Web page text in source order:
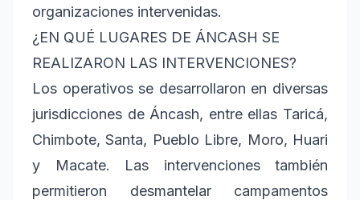
organizaciones intervenidas.
¿EN QUÉ LUGARES DE ÁNCASH SE
REALIZARON LAS INTERVENCIONES?
Los operativos se desarrollaron en diversas
jurisdicciones de Áncash, entre ellas Taricá,
Chimbote, Santa, Pueblo Libre, Moro, Huari
y Macate. Las intervenciones también
permitieron desmantelar campamentos